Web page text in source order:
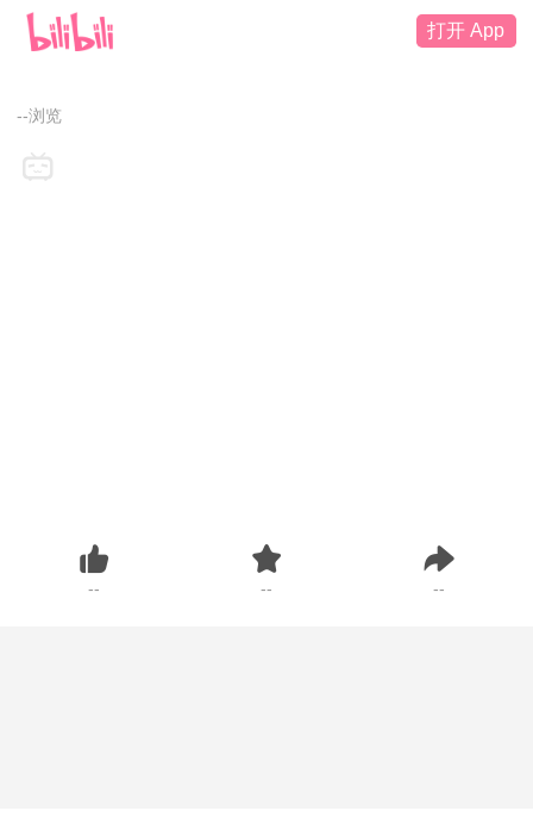
打开 App
--浏览
-- -- --